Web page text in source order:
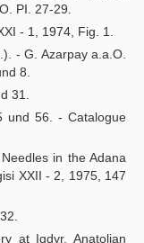
PI. 27-29.
- 1, 1974, Fig. 1.
- G. Azarpay a.a.O.
8.
31.
und 56. - Catalogue
in the Adana
XXII - 2, 1975, 147
at Igdyr. Anatolian